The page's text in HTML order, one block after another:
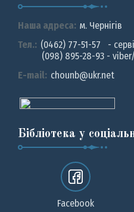
Наша адреса: м. Чернiгiв
Тел.: (0462) 77-51-57 -
(098) 895-28-93 - viber/
E-mail: chounb@ukr.net
Бібліотека у
Facebook